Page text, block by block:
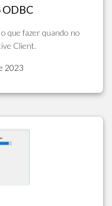
ODBC
que fazer quando no
Client.
2023